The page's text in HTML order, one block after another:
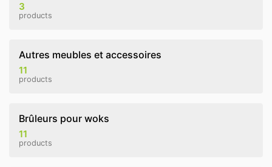
3
products
Autres meubles et accessoires
11
products
Brûleurs pour woks
11
products